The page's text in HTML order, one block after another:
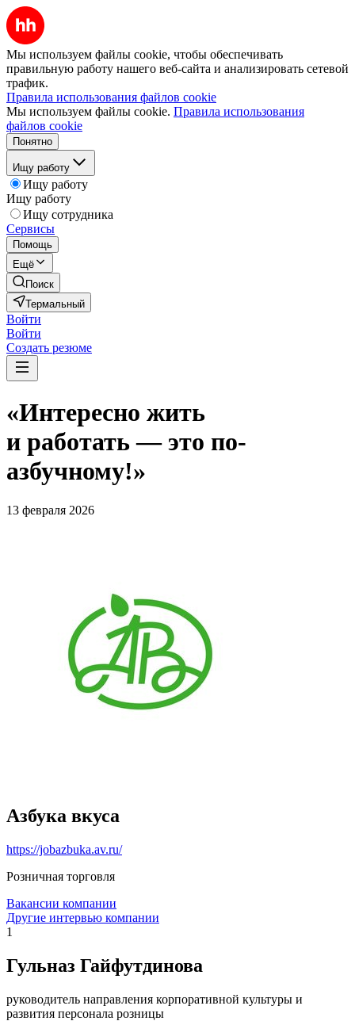
Мы используем файлы cookie, чтобы обеспечивать
правильную работу нашего веб-сайта и анализировать сетевой
трафик.
Правила использования файлов cookie
Мы используем файлы cookie. Правила использования
файлов cookie
Понятно
Ищу работу
Ищу работу
Ищу работу
Ищу сотрудника
Сервисы
Помощь
Ещё
Поиск
Термальный
Войти
Войти
Создать резюме
«Интересно жить
и работать — это по-
азбучному!»
13 февраля 2026
Азбука вкуса
https://jobazbuka.av.ru/
Розничная торговля
Вакансии компании
Другие интервью компании
1
Гульназ Гайфутдинова
руководитель направления корпоративной культуры и
развития персонала розницы